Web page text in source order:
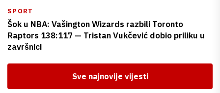
SPORT
Šok u NBA: Vašington Wizards razbili Toronto
Raptors 138:117 — Tristan Vukčević dobio priliku u
završnici
Sve najnovije vijesti